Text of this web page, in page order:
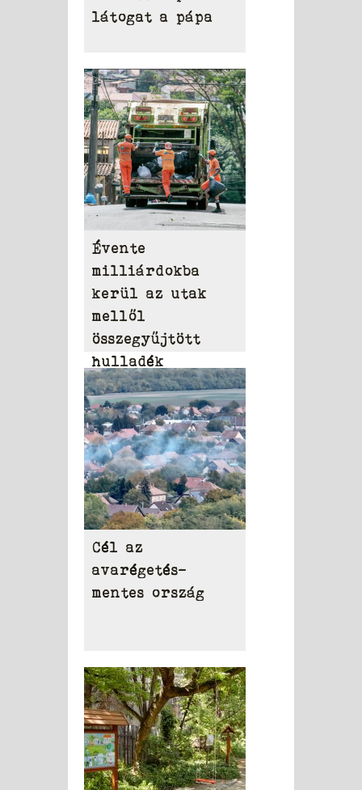
látogat a pápa
Évente
milliárdokba
kerül az utak
mellől
összegyűjtött
hulladék
eltakarítása
Cél az
avarégetés-
mentes ország